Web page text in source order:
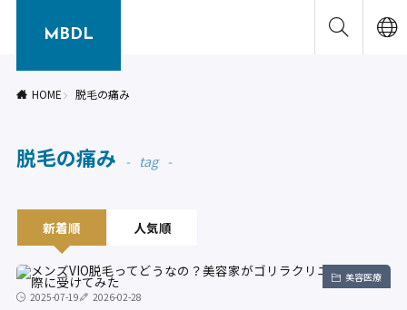
MBDL
HOME 脱毛の痛み
脱毛の痛み tag
新着順 人気順
美容医療
2025-07-19
2026-02-28